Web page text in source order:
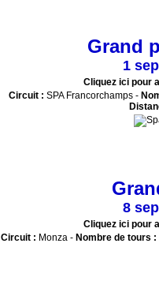
Grand
1
Cliquez ici pour
Circuit : SPA Francorchamps -
8
Cliquez ici pour
Circuit : Monza - Nombre de tours :